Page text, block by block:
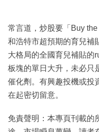
常言道，炒股要「Buy
和浩特市超預期的育兒補
大格局的全國育兒補貼的
板塊的單日大升，未必只
催化劑。有興趣投機或投
在起密切留意。
免責聲明：本專頁刊載的